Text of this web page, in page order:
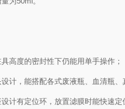
度的密封性下仍能用单手操作；
，能搭配各式废液瓶、血清瓶、
有定位环，放置滤膜时能快速定